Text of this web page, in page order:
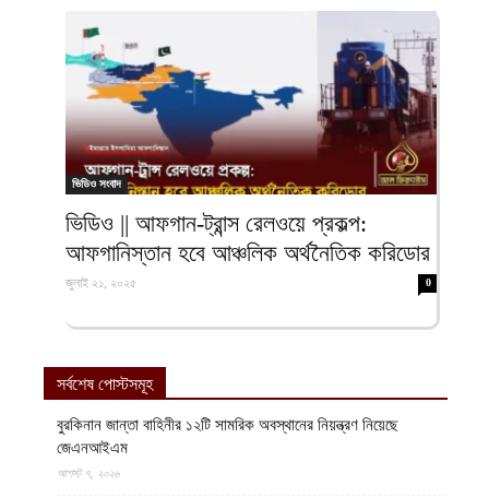
ভিডিও সংবাদ
ভিডিও || আফগান-ট্রান্স রেলওয়ে প্রকল্প:
আফগানিস্তান হবে আঞ্চলিক অর্থনৈতিক করিডোর
জুলাই ২১, ২০২৫ 0
সর্বশেষ পোস্টসমূহ
বুরকিনান জান্তা বাহিনীর ১২টি সামরিক অবস্থানের নিয়ন্ত্রণ নিয়েছে
জেএনআইএম
আগস্ট ৭, ২০২৬